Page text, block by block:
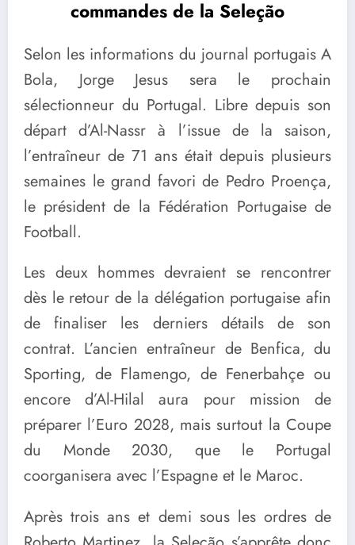
commandes de la Seleção
Selon les informations du journal portugais A
Bola, Jorge Jesus sera le prochain
sélectionneur du Portugal. Libre depuis son
départ d’Al-Nassr à l’issue de la saison,
l’entraîneur de 71 ans était depuis plusieurs
semaines le grand favori de Pedro Proença,
le président de la Fédération Portugaise de
Football.
Les deux hommes devraient se rencontrer
dès le retour de la délégation portugaise afin
de finaliser les derniers détails de son
contrat. L’ancien entraîneur de Benfica, du
Sporting, de Flamengo, de Fenerbahçe ou
encore d’Al-Hilal aura pour mission de
préparer l’Euro 2028, mais surtout la Coupe
du Monde 2030, que le Portugal
coorganisera avec l’Espagne et le Maroc.
Après trois ans et demi sous les ordres de